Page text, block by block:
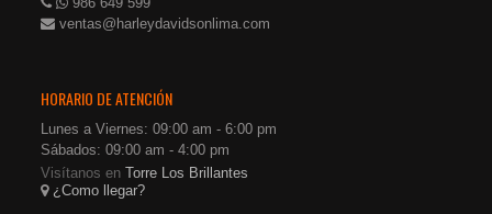
ventas@harleydavidsonlima.com
HORARIO DE ATENCIÓN
Lunes a Viernes: 09:00 am - 6:00 pm
Sábados: 09:00 am - 4:00 pm
Visítanos enTorre Los Brillantes
¿Como llegar?